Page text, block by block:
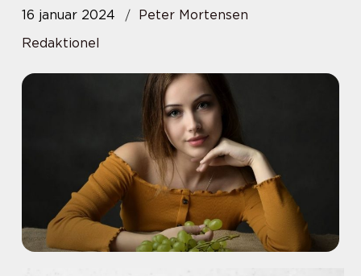
16 januar 2024
Peter Mortensen
Redaktionel